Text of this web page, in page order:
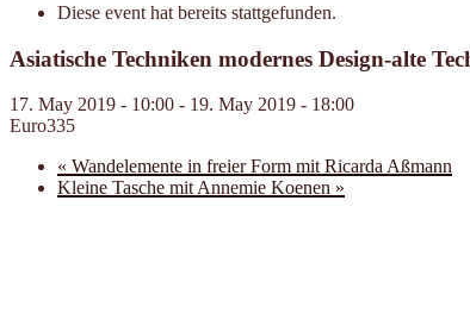
Diese event hat bereits stattgefunden.
Asiatische Techniken modernes Design-alte
17. May 2019 - 10:00 - 19. May 2019 - 18:00
Euro335
« Wandelemente in freier Form mit Ricarda Aßmann
Kleine Tasche mit Annemie Koenen »